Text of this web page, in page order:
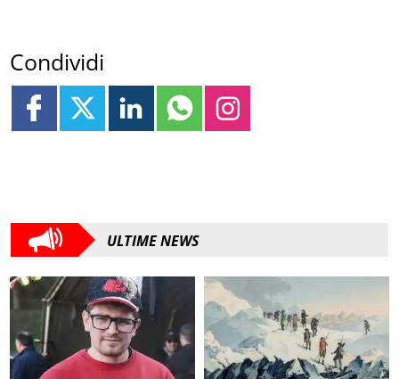
Condividi
ULTIME NEWS